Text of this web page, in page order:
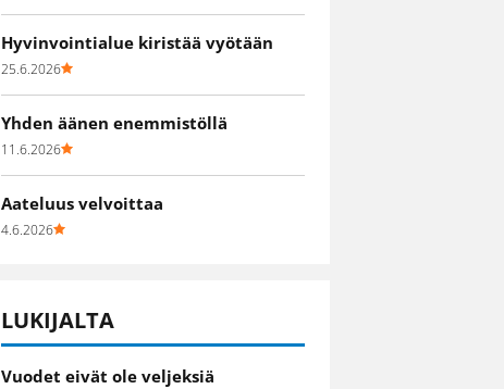
Hyvinvointialue kiristää vyötään
25.6.2026
Yhden äänen enemmistöllä
11.6.2026
Aateluus velvoittaa
4.6.2026
LUKIJALTA
Vuodet eivät ole veljeksiä